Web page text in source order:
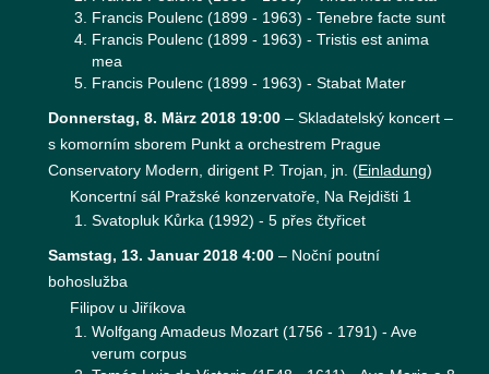
Francis Poulenc (1899 - 1963) - Tenebre facte sunt
Francis Poulenc (1899 - 1963) - Tristis est anima
mea
Francis Poulenc (1899 - 1963) - Stabat Mater
Donnerstag, 8. März 2018 19:00 – Skladatelský koncert –
s komorním sborem Punkt a orchestrem Prague
Conservatory Modern, dirigent P. Trojan, jn. (Einladung)
Koncertní sál Pražské konzervatoře, Na Rejdišti 1
Svatopluk Kůrka (1992) - 5 přes čtyřicet
Samstag, 13. Januar 2018 4:00 – Noční poutní
bohoslužba
Filipov u Jiříkova
Wolfgang Amadeus Mozart (1756 - 1791) - Ave
verum corpus